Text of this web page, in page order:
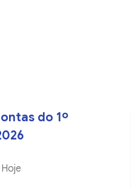
- 11:54
pública
do 1º